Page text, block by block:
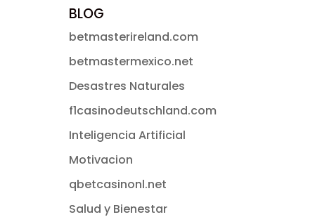
BLOG
betmasterireland.com
betmastermexico.net
Desastres Naturales
f1casinodeutschland.com
Inteligencia Artificial
Motivacion
qbetcasinonl.net
Salud y Bienestar